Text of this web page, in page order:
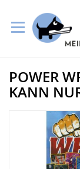
zum
Inhalt
Zum
Ende
der
Bildergalerie
POWER
KANN